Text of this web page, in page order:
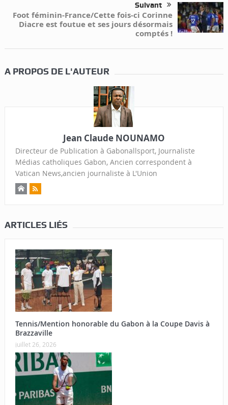
Suivant
Foot féminin-France/Cette fois-ci Corinne
Diacre est foutue et ses jours désormais
comptés !
A PROPOS DE L'AUTEUR
Jean Claude NOUNAMO
Directeur de Publication à Gabonallsport, Journaliste
Médias catholiques Gabon, Ancien correspondent à
Vatican News,ancien journaliste à L'Union
ARTICLES LIÉS
Tennis/Mention honorable du Gabon à la Coupe Davis à
Brazzaville
juillet 26, 2026